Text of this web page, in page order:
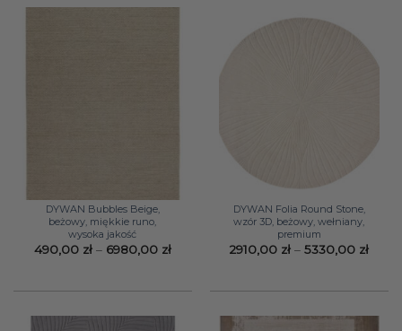
DYWAN Bubbles Beige,
beżowy, miękkie runo,
wysoka jakość
490,00 zł – 6980,00 złZakres
do
DYWAN Folia Round Stone,
wzór 3D, beżowy, wełniany,
premium
2910,00 zł – 5330,00 zł
do